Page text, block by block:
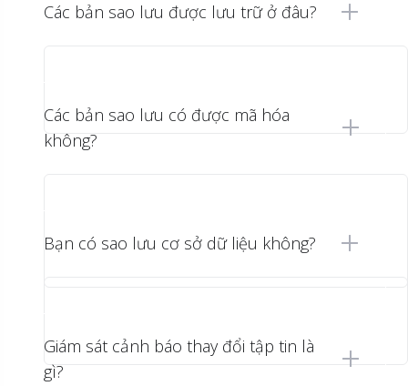
Các bản sao lưu được lưu trữ ở đâu?
Các bản sao lưu có được mã hóa
không?
Bạn có sao lưu cơ sở dữ liệu không?
Giám sát cảnh báo thay đổi tập tin là
gì?